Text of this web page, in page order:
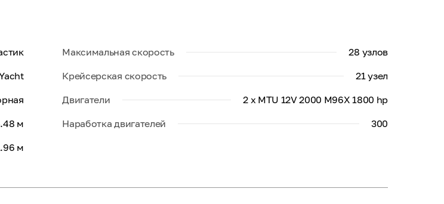
м
м
Максимальная скорость
28 узлов
Крейсерская скорость
21 узел
Двигатели
2 x MTU 12V 2000 M96X 1800 hp
Наработка двигателей
300